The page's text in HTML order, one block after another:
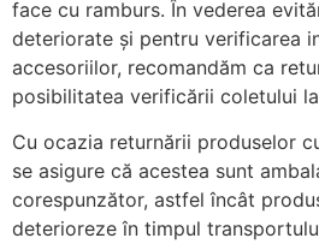
face cu ramburs. În vederea
deteriorate și pentru verificarea
accesoriilor, recomandăm ca
posibilitatea verificării coletului
Cu ocazia returnării produselor
se asigure că acestea sunt
corespunzător, astfel încât
deterioreze în timpul